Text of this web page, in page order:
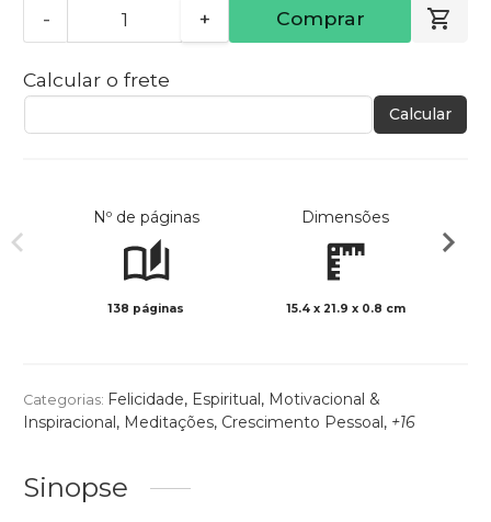
- + Comprar
Calcular o frete
Calcular
Nº de páginas
138 páginas
Dimensões
15.4 x 21.9 x 0.8 cm
Categorias: Felicidade, Espiritual, Motivacional &
Inspiracional, Meditações, Crescimento Pessoal, +16
Sinopse